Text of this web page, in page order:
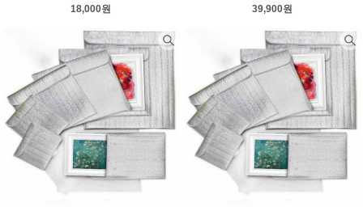
18,000원
39,900원